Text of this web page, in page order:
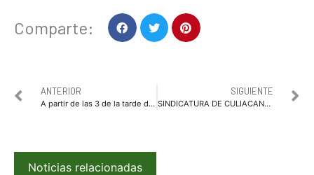
Comparte:
ANTERIOR
A partir de las 3 de la tarde de este 7 de diciembre se depositan aguinaldos a trabajadores municipales
SIGUIENTE
SINDICATURA DE CULIACANCITO TENDRÁ JORNADAS DE APOYO “PURO SINALOA”
Noticias relacionadas